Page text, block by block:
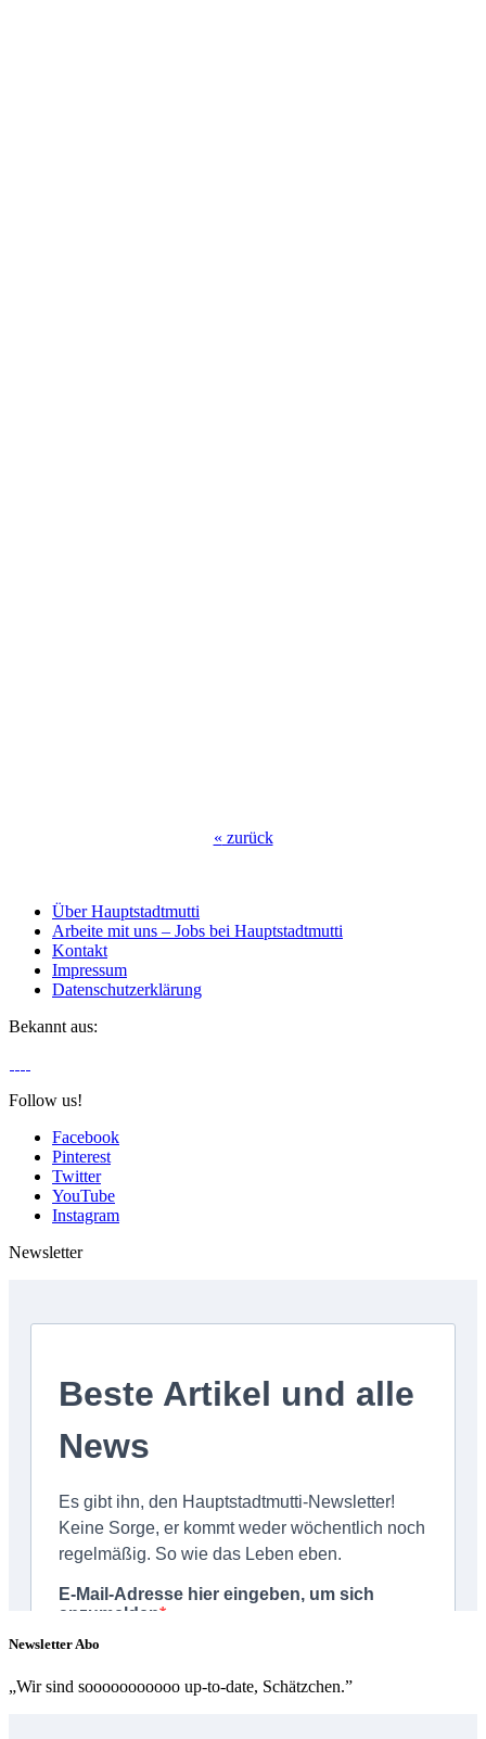
« zurück
Über Hauptstadtmutti
Arbeite mit uns – Jobs bei Hauptstadtmutti
Kontakt
Impressum
Datenschutzerklärung
Bekannt aus:
Follow us!
Facebook
Pinterest
Twitter
YouTube
Instagram
Newsletter
Newsletter Abo
„Wir sind sooooooooooo up-to-date, Schätzchen.”